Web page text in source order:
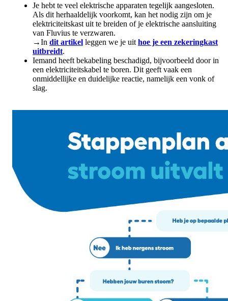
Je hebt te veel elektrische apparaten tegelijk aangesloten.
Als dit herhaaldelijk voorkomt, kan het nodig zijn om je
elektriciteitskast uit te breiden of je elektrische aansluiting
van Fluvius te verzwaren.
→In dit artikel leggen we je uit hoe je een zekeringkast
uitbreidt.
Iemand heeft bekabeling beschadigd, bijvoorbeeld door in
een elektriciteitskabel te boren. Dit geeft vaak een
onmiddellijke en duidelijke reactie, namelijk een vonk of
slag.